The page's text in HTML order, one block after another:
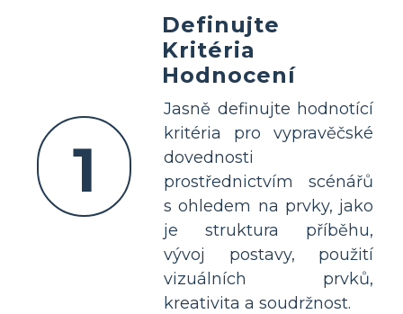
1
Definujte
Kritéria
Hodnocení
Jasně definujte hodnotící
kritéria pro vypravěčské
dovednosti
prostřednictvím scénářů
s ohledem na prvky, jako
je struktura příběhu,
vývoj postavy, použití
vizuálních prvků,
kreativita a soudržnost.